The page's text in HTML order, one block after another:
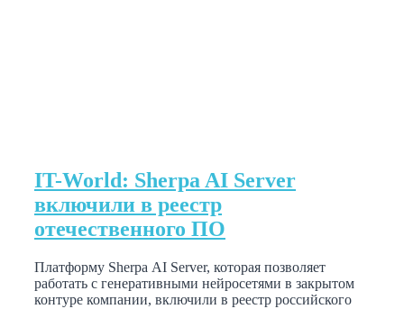
IT-World: Sherpa AI Server
включили в реестр
отечественного ПО
Платформу Sherpa AI Server, которая позволяет
работать с генеративными нейросетями в закрытом
контуре компании, включили в реестр российского